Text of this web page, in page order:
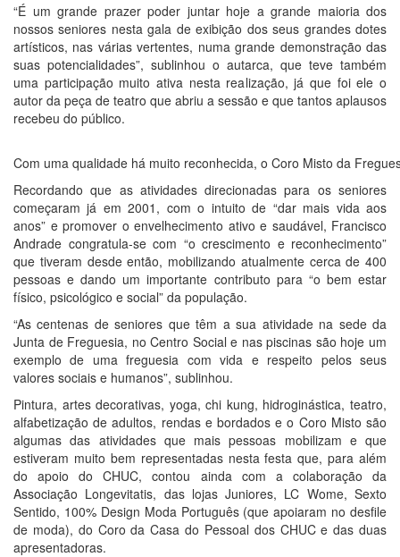
“É um grande prazer poder juntar hoje a grande maioria dos
nossos seniores nesta gala de exibição dos seus grandes dotes
artísticos, nas várias vertentes, numa grande demonstração das
suas potencialidades”, sublinhou o autarca, que teve também
uma participação muito ativa nesta realização, já que foi ele o
autor da peça de teatro que abriu a sessão e que tantos aplausos
recebeu do público.
Com uma qualidade há muito reconhecida, o Coro Misto da
Recordando que as atividades direcionadas para os seniores
começaram já em 2001, com o intuito de “dar mais vida aos
anos” e promover o envelhecimento ativo e saudável, Francisco
Andrade congratula-se com “o crescimento e reconhecimento”
que tiveram desde então, mobilizando atualmente cerca de 400
pessoas e dando um importante contributo para “o bem estar
físico, psicológico e social” da população.
“As centenas de seniores que têm a sua atividade na sede da
Junta de Freguesia, no Centro Social e nas piscinas são hoje um
exemplo de uma freguesia com vida e respeito pelos seus
valores sociais e humanos”, sublinhou.
Pintura, artes decorativas, yoga, chi kung, hidroginástica, teatro,
alfabetização de adultos, rendas e bordados e o Coro Misto são
algumas das atividades que mais pessoas mobilizam e que
estiveram muito bem representadas nesta festa que, para além
do apoio do CHUC, contou ainda com a colaboração da
Associação Longevitatis, das lojas Juniores, LC Wome, Sexto
Sentido, 100% Design Moda Português (que apoiaram no desfile
de moda), do Coro da Casa do Pessoal dos CHUC e das duas
apresentadoras.